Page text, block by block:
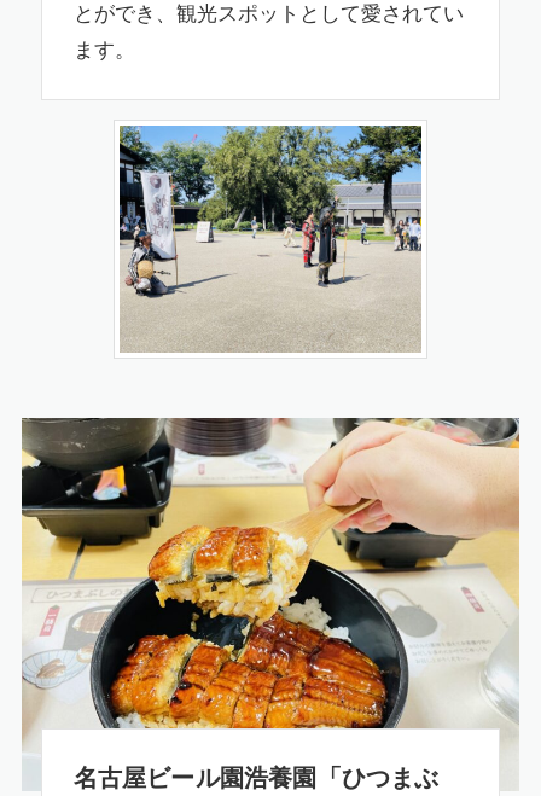
とができ、観光スポットとして愛されてい
ます。
名古屋ビール園浩養園「ひつまぶ